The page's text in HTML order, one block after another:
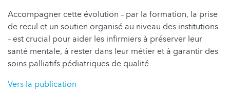
Accompagner cette évolution – par la formation, la prise
de recul et un soutien organisé au niveau des institutions
– est crucial pour aider les infirmiers à préserver leur
santé mentale, à rester dans leur métier et à garantir des
soins palliatifs pédiatriques de qualité.
Vers la publication